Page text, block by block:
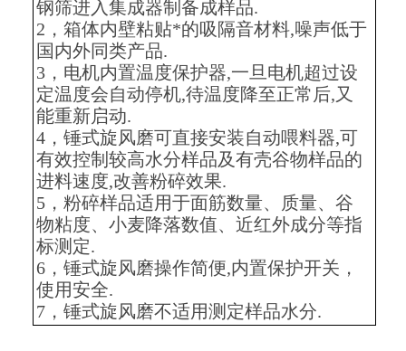
钢筛进入集成器制备成样品.
2，箱体内壁粘贴*的吸隔音材料,噪声低于
国内外同类产品.
3，电机内置温度保护器,一旦电机超过设
定温度会自动停机,待温度降至正常后,又
能重新启动.
4，锤式旋风磨可直接安装自动喂料器,可
有效控制较高水分样品及有壳谷物样品的
进料速度,改善粉碎效果.
5，粉碎样品适用于面筋数量、质量、谷
物粘度、小麦降落数值、近红外成分等指
标测定.
6，锤式旋风磨操作简便,内置保护开关，
使用安全.
7，锤式旋风磨不适用测定样品水分.